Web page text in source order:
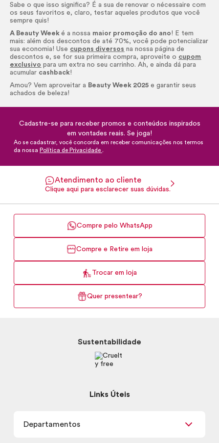
Sabe o que isso significa? É a sua de renovar onécessaire com
os seus favoritos e, claro, testar aqueles produtos que você
sempre quis!
A Beauty Weeké a nossa maior promoção do ano! E tem
mais: além dos descontos de até 70%, você pode potencializar
sua economia! Use cupons diversos na nossa página de
descontos e, se for sua primeira compra, aproveite o cupom
exclusivo para um extra no seu carrinho. Ah, e ainda dá para
acumular cashback!
Amou? Vem aproveitar a Beauty Week 2025 e garantir seus
achados de beleza!
Cadastre-se para receber promos e conteúdos inspirados
em vontades reais. Se joga!
Ao se cadastrar, você concorda em receber comunicações nos termos
da nossa Política de Privacidade .
Atendimento ao cliente
Clique aqui para esclarecer suas dúvidas.
Compre pelo WhatsApp
Compre e Retire em loja
Trocar em loja
Quer presentear?
Sustentabilidade
Links Úteis
Departamentos